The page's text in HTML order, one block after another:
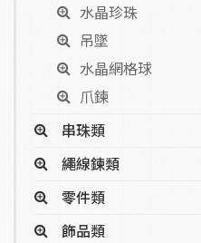
水晶珍珠
吊墜
水晶網格球
爪鍊
串珠類
繩線鍊類
零件類
飾品類